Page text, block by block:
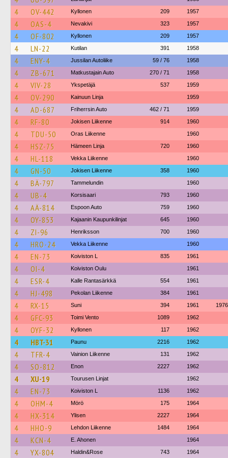
4 OV-442 Kyllonen 209 1957
4 OAS-4 Nevakivi 323 1957
4 OF-802 Kyllonen 209 1957
4 LN-22 Kutilan 391 1958
4 ENY-4 Jussilan Autoliike 59 / 76 1958
4 ZB-671 Matkustajain Auto 270 / 71 1958
4 VIV-28 Ykspetäjä 537 1959
4 OV-290 Kainuun Linja 1959
4 AD-687 Friherrsin Auto 462 / 71 1959
4 RF-80 Jokisen Liikenne 914 1960
4 TDU-50 Oras Liikenne 1960
4 HSZ-75 Hämeen Linja 720 1960
4 HL-118 Vekka Liikenne 1960
4 GN-50 Jokisen Liikenne 358 1960
4 BÄ-797 Tammelundin 1960
4 UB-4 Korsisaari 793 1960
4 AÄ-814 Espoon Auto 759 1960
4 OY-853 Kajaanin Kaupunkilinjat 645 1960
4 ZI-96 Henriksson 700 1960
4 HRO-24 Vekka Liikenne 1960
4 EN-73 Koiviston L 835 1961
4 OI-4 Koiviston Oulu 1961
4 ESR-4 Kalle Rantasärkkä 554 1961
4 HJ-498 Pekolan Liikenne 384 1961
4 RX-15 Suni 394 1961 1976
4 GFC-93 Toimi Vento 1089 1962
4 OYF-32 Kyllonen 117 1962
4 HBT-31 Paunu 2216 1962
4 TFR-4 Vainion Liikenne 131 1962
4 SO-812 Enon 2227 1962
4 XU-19 Tourusen Linjat 1962
4 EN-73 Koiviston L 1136 1962
4 OHM-4 Mörö 175 1964
4 HX-314 Ylisen 2227 1964
4 HHO-9 Lehdon Liikenne 1484 1964
4 KCN-4 E. Ahonen 1964
4 YX-804 Haldin&Rose 743 1964